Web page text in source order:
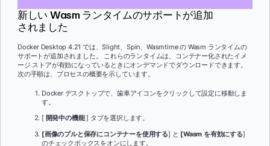
新しい Wasm ランタイムのサポートが追加
されました
Docker Desktop 4.21 では、Slight、Spin、Wasmtime の Wasm ランタイムの
サポートが追加されました。 これらのランタイムは、コンテナー化されたイメ
ージ ストアが有効になっているときにオンデマンドでダウンロードできます。
次の手順は、プロセスの概要を示しています。
Docker デスクトップで、歯車アイコンをクリックして設定に移動しま
す。
[ 開発中の機能] タブを選択します。
[画像のプルと保存にコンテナーを使用する] と [Wasm を有効にする]
のチェックボックスをオンにします。